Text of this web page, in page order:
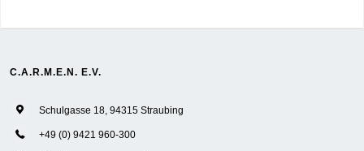
C.A.R.M.E.N. E.V.
Schulgasse 18, 94315 Straubing
+49 (0) 9421 960-300